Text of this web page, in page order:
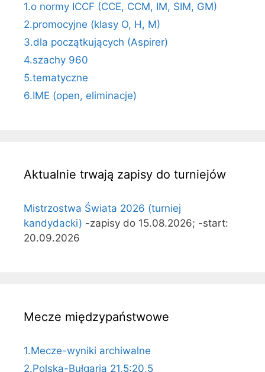
1.o normy ICCF (CCE, CCM, IM, SIM, GM)
2.promocyjne (klasy O, H, M)
3.dla początkujących (Aspirer)
4.szachy 960
5.tematyczne
6.IME (open, eliminacje)
Aktualnie trwają zapisy do turniejów
Mistrzostwa Świata 2026 (turniej
kandydacki) -zapisy do 15.08.2026; -start:
20.09.2026
Mecze międzypaństwowe
1.Mecze-wyniki archiwalne
2.Polska-Bułgaria 21,5:20,5